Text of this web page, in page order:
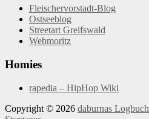
Fleischervorstadt-Blog
Ostseeblog
Streetart Greifswald
Webmoritz
Homies
rapedia – HipHop Wiki
Copyright © 2026 daburnas Logbuch